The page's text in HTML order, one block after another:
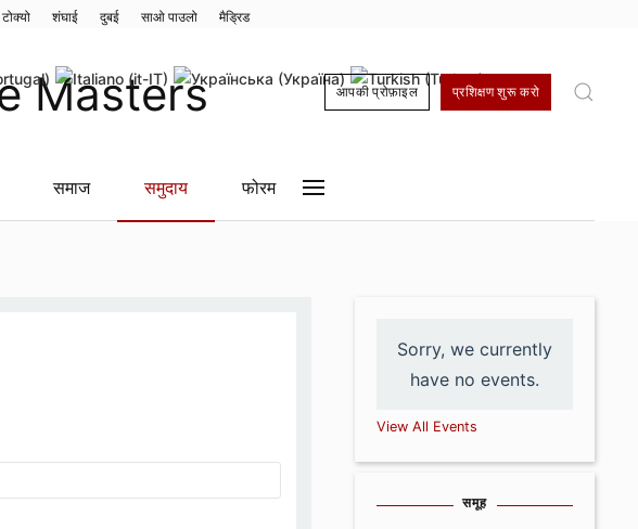
टोक्यो शंघाई दुबई साओ पाउलो मैड्रिड
आपकी प्रोफ़ाइल प्रशिक्षण शुरू करो
समाज समुदाय फोरम
Sorry, we currently
have no events.
View All Events
समूह